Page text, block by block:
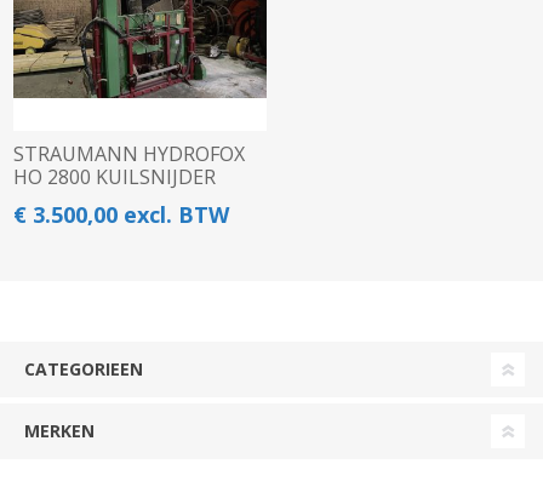
STRAUMANN HYDROFOX
HO 2800 KUILSNIJDER
€ 3.500,00 excl. BTW
CATEGORIEEN
MERKEN